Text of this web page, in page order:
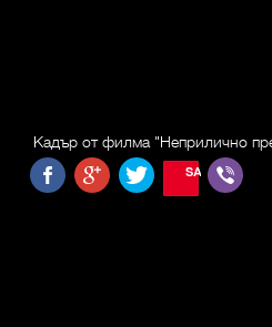
Кадър от филма "Неприлично
SAVE